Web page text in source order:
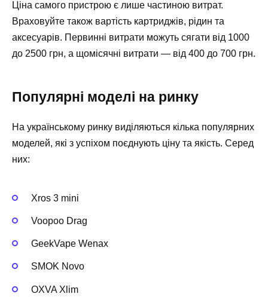
Ціна самого пристрою є лише частиною витрат.
Враховуйте також вартість картриджів, рідин та
аксесуарів. Первинні витрати можуть сягати від 1000
до 2500 грн, а щомісячні витрати — від 400 до 700 грн.
Популярні моделі на ринку
На українському ринку виділяються кілька популярних
моделей, які з успіхом поєднують ціну та якість. Серед
них:
Xros 3 mini
Voopoo Drag
GeekVape Wenax
SMOK Novo
OXVA Xlim